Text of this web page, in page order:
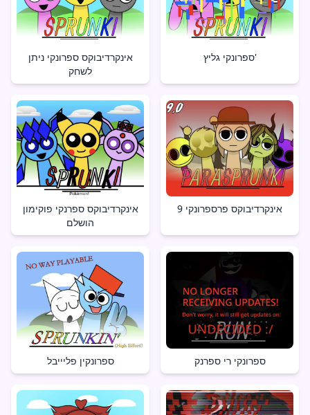
אינקרדיבוקס ספרונקי ניתן
לשחק
ספרונקי גליץ'
אינקרדיבוקס ספרנקי פוקימון
הושלם
אינקרדיבוקס פרספרונקי 9
ספרונקין פליייבל ספרונקי רי ספרנק